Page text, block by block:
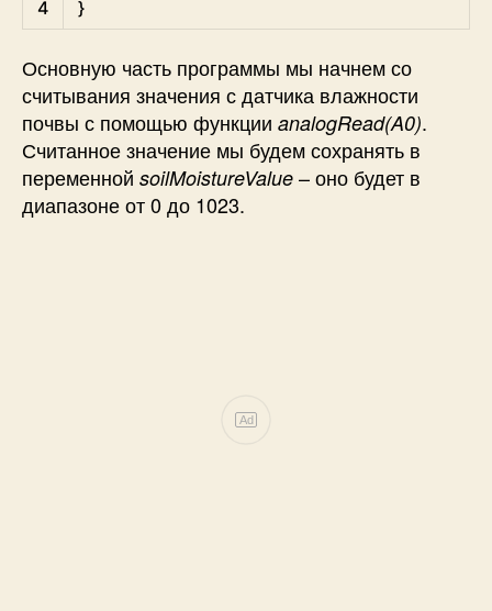
4
}
Основную часть программы мы начнем со
считывания значения с датчика влажности
почвы с помощью функции analogRead(A0).
Считанное значение мы будем сохранять в
переменной soilMoistureValue – оно будет в
диапазоне от 0 до 1023.
Ad